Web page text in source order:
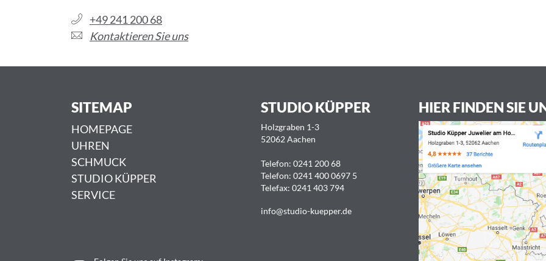
+49 241 200 68
Kontaktieren Sie uns
SITEMAP
HOMEPAGE
UHREN
SCHMUCK
STUDIO KÜPPER
SERVICE
STUDIO KÜPPER
Holzgraben 1-3
52062 Aachen
Telefon: 0241 200 68
Telefon: 0241 400 0697 5
Telefax: 0241 403 794
info@studio-kuepper.de
HIER FINDEN SIE